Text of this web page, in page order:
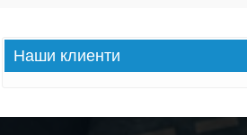
Наши клиенти